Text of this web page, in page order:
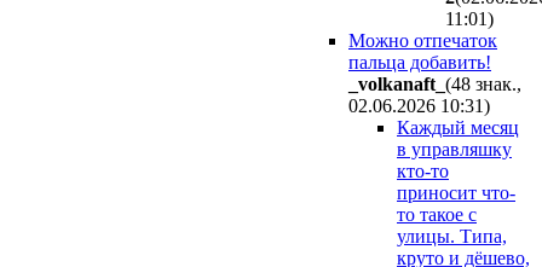
11:01)
Можно отпечаток
пальца добавить!
_volkanaft_ (48 знак.,
02.06.2026 10:31)
Каждый месяц
в управляшку
кто-то
приносит что-
то такое с
улицы. Типа,
круто и дёшево,